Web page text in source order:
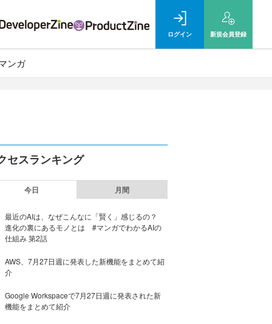
ログイン 新規会員登録
ンガ
セスランキング
今日 月間
最近のAIは、なぜこんなに「賢く」感じるの？
進化の裏にあるモノとは #マンガでわかるAIの
仕組み 第2話
AWS、7月27日週に発表した新機能をまとめて紹
介
Google Workspaceで7月27日週に発表された新
機能をまとめて紹介